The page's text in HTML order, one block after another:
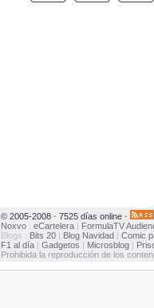
© 2005-2008 · 7525 días online ·
Noxvo : eCartelera | FormulaTV
Blogs : Bits 20 | Blog Navidad | Comic
F1 al día | Gadgetos | Microsblog |
Prohibida la reproducción de los